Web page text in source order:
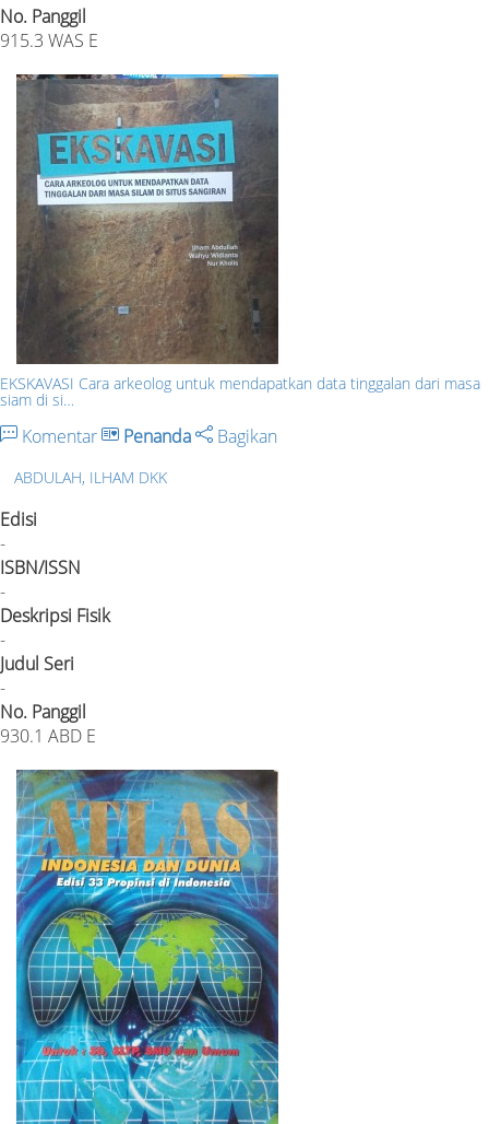
No. Panggil
915.3 WAS E
EKSKAVASI Cara arkeolog untuk mendapatkan data tinggalan dari masa
siam di si…
Komentar Penanda Bagikan
ABDULAH, ILHAM DKK
Edisi
-
ISBN/ISSN
-
Deskripsi Fisik
-
Judul Seri
-
No. Panggil
930.1 ABD E